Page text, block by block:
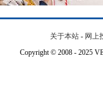
关于本站 - 网上
Copyright © 2008 - 2025